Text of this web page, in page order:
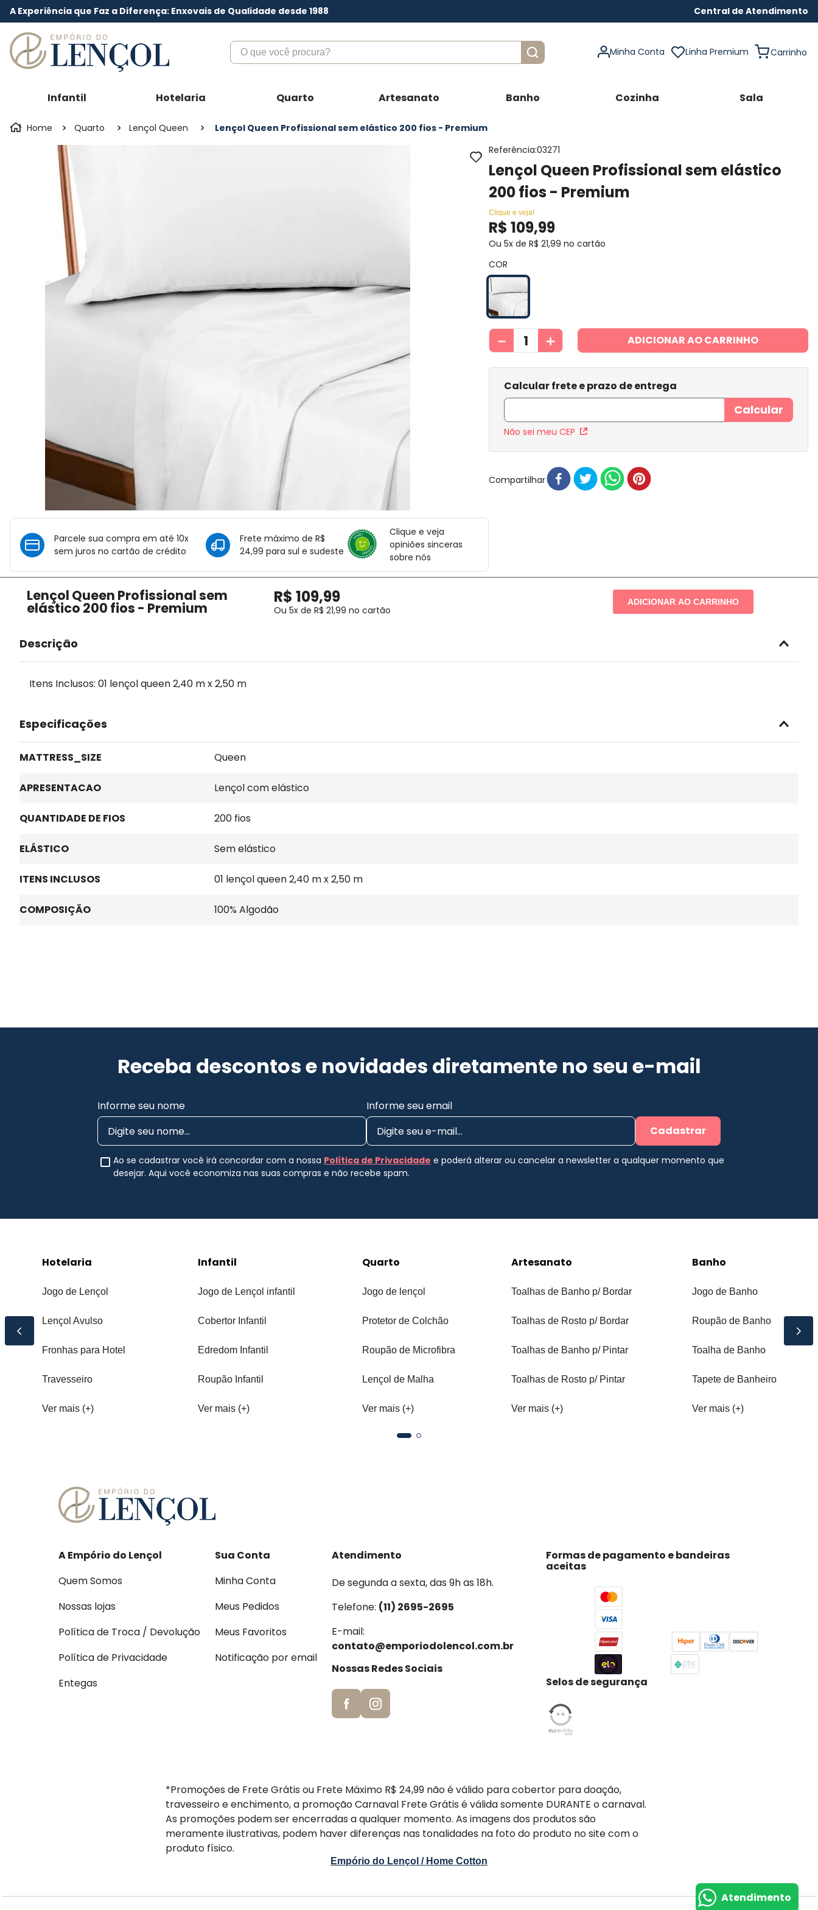
A Experiência que Faz a Diferença: Enxovais de Qualidade desde 1988 Central de Atendimento
O que você procura?
Minha Conta Linha Premium
Infantil Hotelaria Quarto Artesanato Banho Cozinha Sala
Atendimento
Quarto Lençol Queen Lençol Queen Profissional sem elástico 200 fios - Premium
Parcele sua compra em até 10x
sem juros no cartão de crédito
Frete máximo de R$
24,99 para sul e sudeste
Clique e veja
opiniões sinceras
sobre nós
Referência:03271
Lençol Queen Profissional sem elástico
200 fios - Premium
Clique e veja!
R$ 109,99
Ou5x deR$ 21,99 no cartão
COR
＋
－ ADICIONAR AO CARRINHO
Não sei meu CEP
Compartilhar
Lençol Queen Profissional sem
elástico 200 fios - Premium
R$ 109,99
Ou5x deR$ 21,99 no cartão
ADICIONAR AO CARRINHO
Descrição
Itens Inclusos: 01 lençol queen 2,40 m x 2,50 m
Especificações
MATTRESS_SIZE Queen
APRESENTACAO Lençol com elástico
QUANTIDADE DE FIOS 200 fios
ELÁSTICO Sem elástico
ITENS INCLUSOS 01 lençol queen 2,40 m x 2,50 m
COMPOSIÇÃO 100% Algodão
Receba descontos e novidades diretamente no seu e-mail
Informe seu nome
Informe seu email
Cadastrar
Ao se cadastrar você irá concordar com a nossa Política de Privacidade e poderá alterar ou cancelar a newsletter a qualquer momento que
desejar. Aqui você economiza nas suas compras e não recebe spam.
Hotelaria
Jogo de Lençol
Lençol Avulso
Fronhas para Hotel
Travesseiro
Ver mais (+)
Infantil
Jogo de Lençol infantil
Cobertor Infantil
Edredom Infantil
Roupão Infantil
Ver mais (+)
Quarto
Jogo de lençol
Protetor de Colchão
Roupão de Microfibra
Lençol de Malha
Ver mais (+)
Artesanato
Toalhas de Banho p/ Bordar
Toalhas de Rosto p/ Bordar
Toalhas de Banho p/ Pintar
Toalhas de Rosto p/ Pintar
Ver mais (+)
Banho
Jogo de Banho
Roupão de Banho
Toalha de Banho
Tapete de Banheiro
Ver mais (+)
A Empório do Lençol
Quem Somos
Nossas lojas
Política de Troca / Devolução
Política de Privacidade
Entegas
Sua Conta
Minha Conta
Meus Pedidos
Meus Favoritos
Notificação por email
Atendimento
De segunda a sexta, das 9h as 18h.
Telefone: (11) 2695-2695
E-mail:
contato@emporiodolencol.com.br
Nossas Redes Sociais
Formas de pagamento e bandeiras
aceitas
Selos de segurança
*Promoções de Frete Grátis ou Frete Máximo R$ 24,99 não é válido para cobertor para doação,
travesseiro e enchimento, a promoção Carnaval Frete Grátis é válida somente DURANTE o carnaval.
As promoções podem ser encerradas a qualquer momento. As imagens dos produtos são
meramente ilustrativas, podem haver diferenças nas tonalidades na foto do produto no site com o
produto físico.
Empório do Lençol / Home Cotton